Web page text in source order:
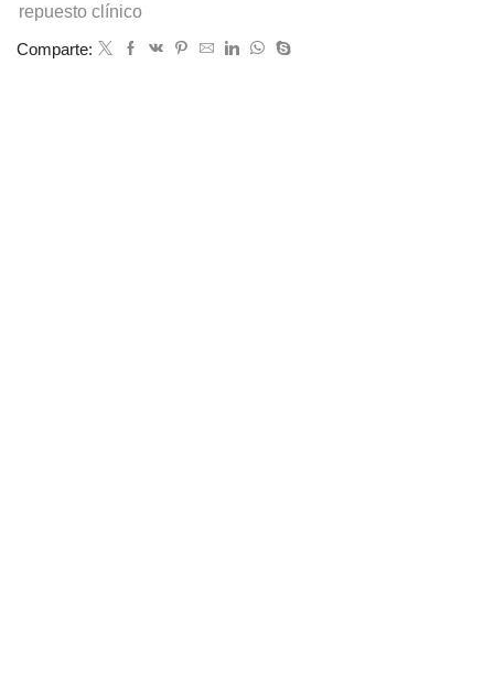
repuesto clínico
Comparte: